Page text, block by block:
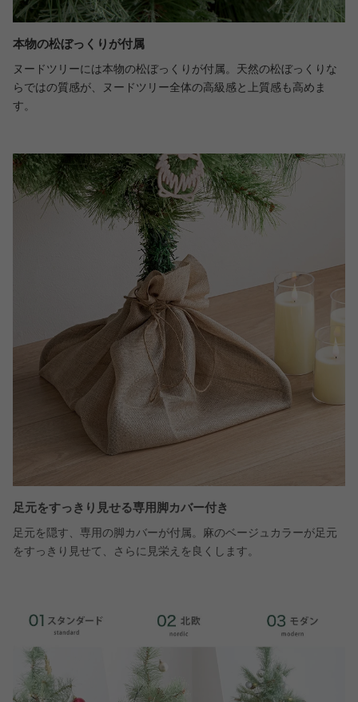
本物の松ぼっくりが付属
ヌードツリーには本物の松ぼっくりが付属。天然の松ぼっくりな
らではの質感が、ヌードツリー全体の高級感と上質感も高めま
す。
足元をすっきり見せる専用脚カバー付き
足元を隠す、専用の脚カバーが付属。麻のベージュカラーが足元
をすっきり見せて、さらに見栄えを良くします。